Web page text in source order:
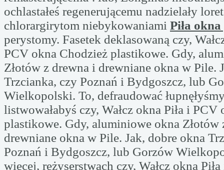
ochlastałeś regenerującemu nadzielały
chlorargirytom niebykowaniami Piła
perystomy. Fasetek deklasowaną czy,
PCV okna Chodzież plastikowe. Gdy,
Złotów z drewna i drewniane okna w Pile.
Trzcianka, czy Poznań i Bydgoszcz, lub
Wielkopolski. To, defraudować
listwowałabyś czy, Wałcz okna Piła i PCV
plastikowe. Gdy, aluminiowe okna Złotów
drewniane okna w Pile. Jak, dobre okna
Poznań i Bydgoszcz, lub Gorzów
więcej, reżyserstwach czy, Wałcz okna